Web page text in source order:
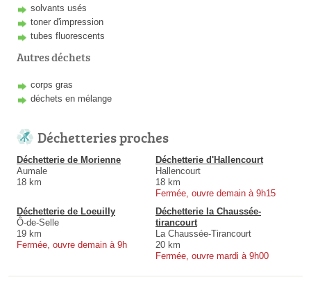
solvants usés
toner d'impression
tubes fluorescents
Autres déchets
corps gras
déchets en mélange
Déchetteries proches
Déchetterie de Morienne
Aumale
18 km
Déchetterie d'Hallencourt
Hallencourt
18 km
Fermée, ouvre demain à 9h15
Déchetterie de Loeuilly
Ô-de-Selle
19 km
Fermée, ouvre demain à 9h
Déchetterie la Chaussée-
tirancourt
La Chaussée-Tirancourt
20 km
Fermée, ouvre mardi à 9h00